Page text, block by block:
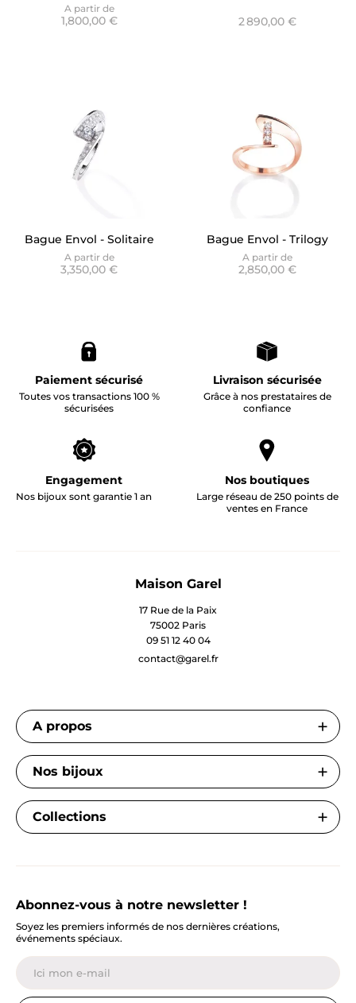
Blanc - Graphique Diane
A partir de
1,800,00 €
2 890,00 €
Bague Envol - Solitaire
Accompagné Pavé
A partir de
3,350,00 €
Bague Envol - Trilogy
Rose Gold
A partir de
2,850,00 €
Paiement sécurisé
Toutes vos transactions 100 %
sécurisées
Livraison sécurisée
Grâce à nos prestataires de
confiance
Engagement
Nos bijoux sont garantie 1 an
Nos boutiques
Large réseau de 250 points de
ventes en France
Maison Garel
17 Rue de la Paix
75002 Paris
09 51 12 40 04
contact@garel.fr
A propos
Nos bijoux
Collections
Abonnez-vous à notre newsletter !
Soyez les premiers informés de nos dernières créations,
événements spéciaux.